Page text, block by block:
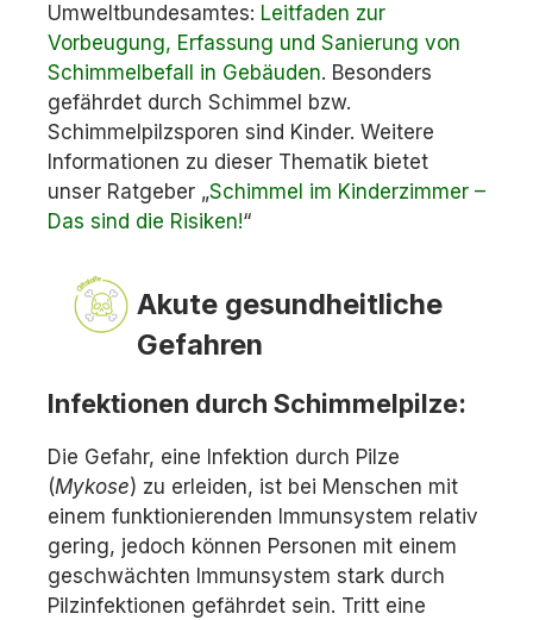
Umweltbundesamtes: Leitfaden zur
Vorbeugung, Erfassung und Sanierung von
Schimmelbefall in Gebäuden. Besonders
gefährdet durch Schimmel bzw.
Schimmelpilzsporen sind Kinder. Weitere
Informationen zu dieser Thematik bietet
unser Ratgeber „Schimmel im Kinderzimmer –
Das sind die Risiken!“
Akute gesundheitliche
Gefahren
Infektionen durch Schimmelpilze:
Die Gefahr, eine Infektion durch Pilze
(Mykose) zu erleiden, ist bei Menschen mit
einem funktionierenden Immunsystem relativ
gering, jedoch können Personen mit einem
geschwächten Immunsystem stark durch
Pilzinfektionen gefährdet sein. Tritt eine